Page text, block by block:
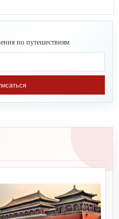
по путешествиям